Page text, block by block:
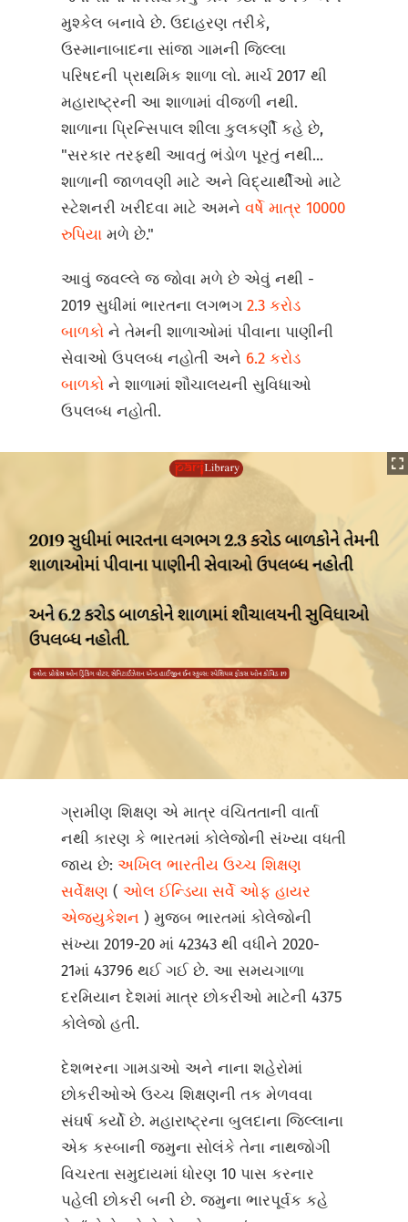
મુશ્કેલ બનાવે છે. ઉદાહરણ તરીકે,
ઉસ્માનાબાદના સાંજા ગામની જિલ્લા
પરિષદની પ્રાથમિક શાળા લો. માર્ચ 2017 થી
મહારાષ્ટ્રની આ શાળામાં વીજળી નથી.
શાળાના પ્રિન્સિપાલ શીલા કુલકર્ણી કહે છે,
"સરકાર તરફથી આવતું ભંડોળ પૂરતું નથી...
શાળાની જાળવણી માટે અને વિદ્યાર્થીઓ માટે
સ્ટેશનરી ખરીદવા માટે અમનેવર્ષે માત્ર 10000
રુપિયામળે છે."
આવું જવલ્લે જ જોવા મળે છે એવું નથી -
2019 સુધીમાં ભારતના લગભગ2.3 કરોડ
બાળકોને તેમની શાળાઓમાં પીવાના પાણીની
સેવાઓ ઉપલબ્ધ નહોતી અને 6.2 કરોડ
બાળકોને શાળામાં શૌચાલયની સુવિધાઓ
ઉપલબ્ધ નહોતી.
ગ્રામીણ શિક્ષણ એ માત્ર વંચિતતાની વાર્તા
નથી કારણ કે ભારતમાં કોલેજોની સંખ્યા વધતી
જાય છે:અખિલ ભારતીય ઉચ્ચ શિક્ષણ
સર્વેક્ષણ(ઓલ ઈન્ડિયા સર્વે ઓફ હાયર
એજ્યુકેશન ) મુજબ ભારતમાં કોલેજોની
સંખ્યા 2019-20 માં 42343 થી વધીને 2020-
21માં 43796 થઈ ગઈ છે. આ સમયગાળા
દરમિયાન દેશમાં માત્ર છોકરીઓ માટેની 4375
કોલેજો હતી.
દેશભરના ગામડાઓ અને નાના શહેરોમાં
છોકરીઓએ ઉચ્ચ શિક્ષણની તક મેળવવા
સંઘર્ષ કર્યો છે. મહારાષ્ટ્રના બુલદાના જિલ્લાના
એક કસ્બાની જમુના સોલંકે તેના નાથજોગી
વિચરતા સમુદાયમાં ધોરણ 10 પાસ કરનાર
પહેલી છોકરી બની છે. જમુના ભારપૂર્વક કહે